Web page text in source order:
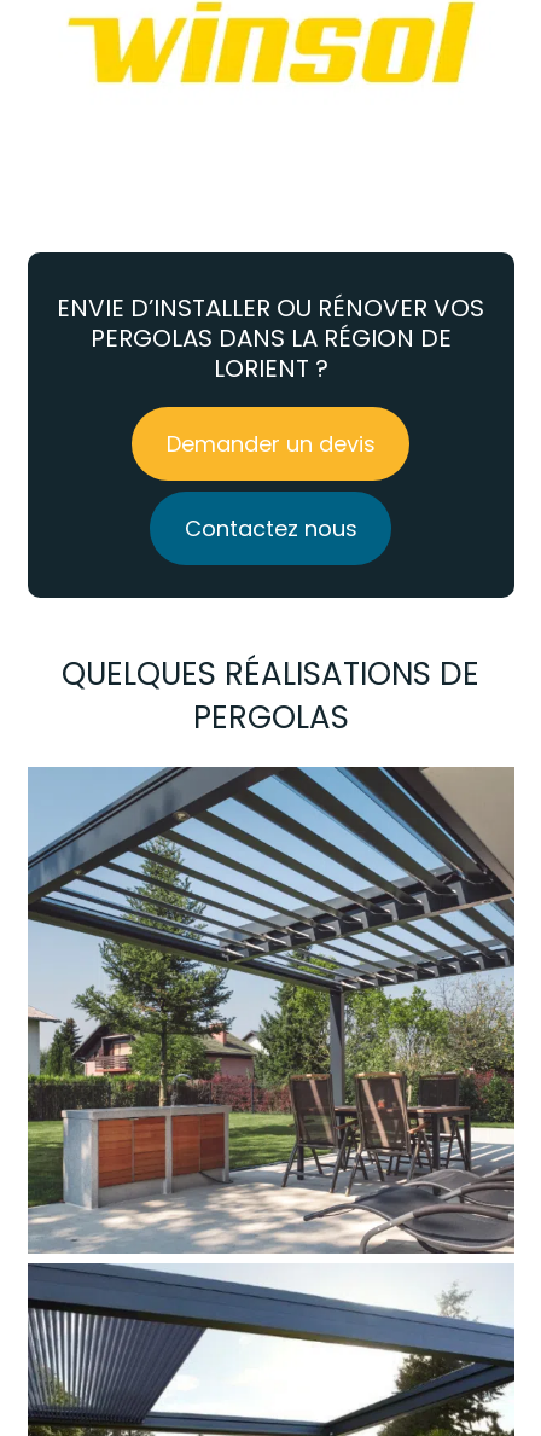
ENVIE D’INSTALLER OU RÉNOVER VOS
PERGOLAS DANS LA RÉGION DE
LORIENT ?
Demander un devis
Contactez nous
QUELQUES RÉALISATIONS DE
PERGOLAS